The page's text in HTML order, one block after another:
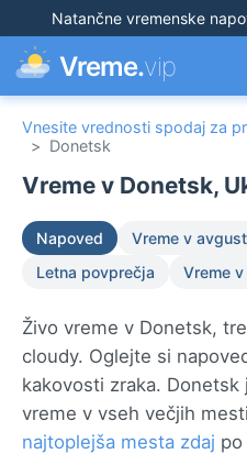
Natančne vremenske
Vreme.vip
Vnesite vrednosti spodaj za
> Donetsk
Vreme v Donetsk,
Napoved Vreme v
Letna povprečja
Vreme
Živo vreme v Donetsk,
cloudy. Oglejte si
kakovosti zraka. Donetsk
vreme v vseh večjih
najtoplejša mesta zdaj